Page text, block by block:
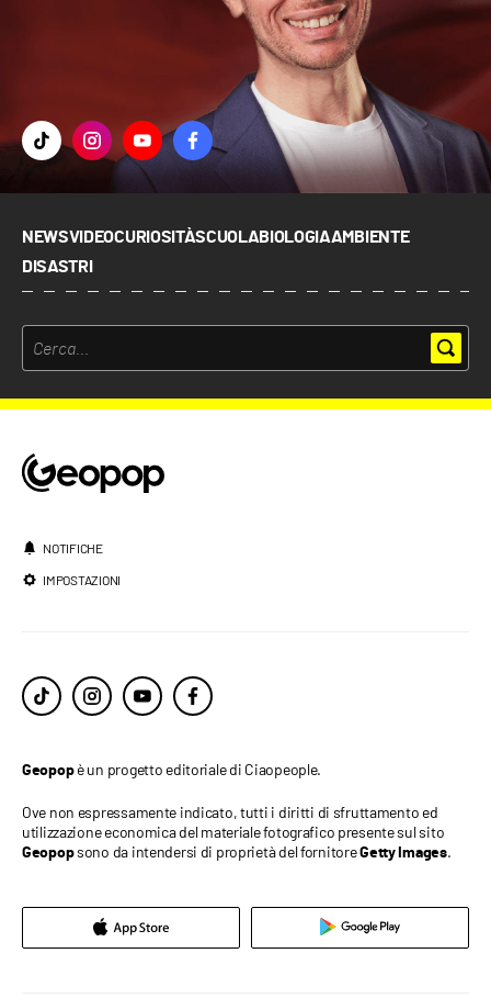
NEWSVIDEOCURIOSITÀSCUOLABIOLOGIAAMBIENTE
DISASTRI
NOTIFICHE
IMPOSTAZIONI
Geopopè un progetto editoriale di Ciaopeople.
Ove non espressamente indicato, tutti i diritti di sfruttamento ed
utilizzazione economica del materiale fotografico presente sul sito
Geopopsono da intendersi di proprietà del fornitoreGetty Images.